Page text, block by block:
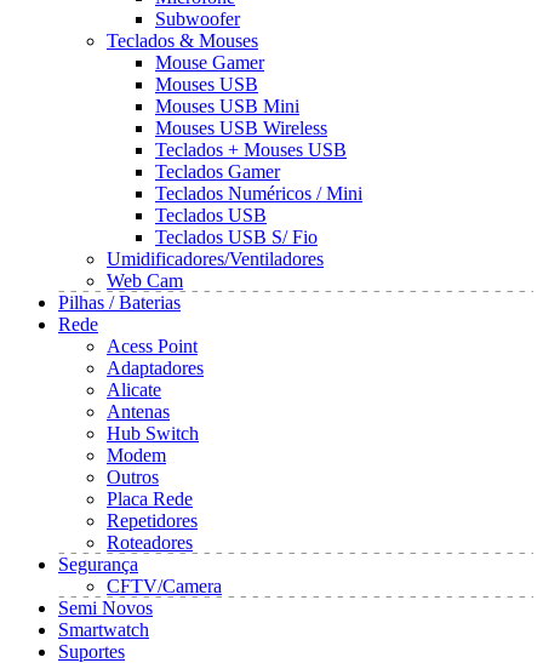
Subwoofer
Teclados & Mouses
Mouse Gamer
Mouses USB
Mouses USB Mini
Mouses USB Wireless
Teclados + Mouses USB
Teclados Gamer
Teclados Numéricos / Mini
Teclados USB
Teclados USB S/ Fio
Umidificadores/Ventiladores
Web Cam
Pilhas / Baterias
Rede
Acess Point
Adaptadores
Alicate
Antenas
Hub Switch
Modem
Outros
Placa Rede
Repetidores
Roteadores
Segurança
CFTV/Camera
Semi Novos
Smartwatch
Suportes